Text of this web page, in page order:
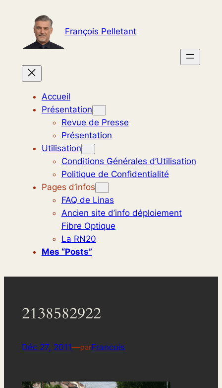
contenu
François Pelletant
Accueil
Présentation
Revue de Presse
Présentation
Utilisation
Conditions Générales d’Utilisation
Politique de Confidentialité
Pages d’infos
FAQ de Linas
Ancien site d’info déploiement
Fibre Optique
La RN20
Mes “posts”
2138582922
Déc 27, 2011—parFrancois